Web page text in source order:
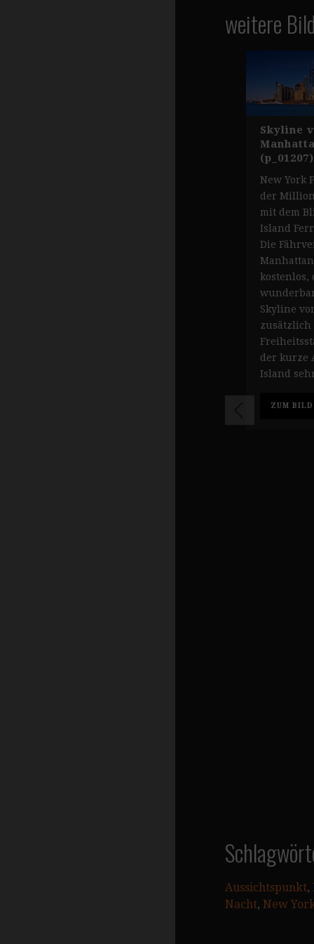
weitere
Skyline
(p_01207)
New York
der
mit dem
Island
Die
kostenlos,
Skyline
zusätzlich
der kurze
Island
ZUM BILD
Aussichtspunkt,
Nacht, New